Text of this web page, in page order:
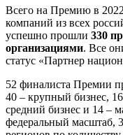
Всего на Премию в 2022
компаний из всех
успешно прошли 330
организациями. Все
статус «Партнер
52 финалиста Премии
40 – крупный бизнес,
средний бизнес и 14 –
федеральный масштаб,